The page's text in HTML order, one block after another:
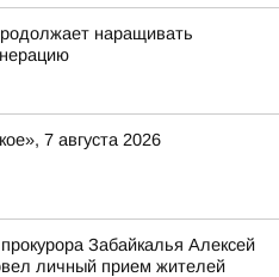
наращивать
7 августа 2026
Забайкалья Алексей
личный прием жителей